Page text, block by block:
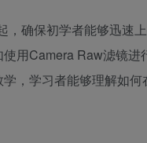
确保初学者能够迅速
用Camera Raw滤镜
，学习者能够理解如